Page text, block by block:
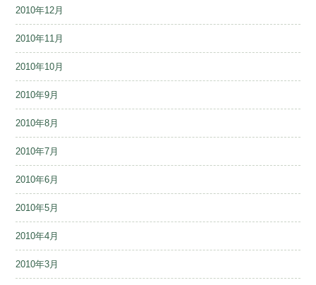
2010年12月
2010年11月
2010年10月
2010年9月
2010年8月
2010年7月
2010年6月
2010年5月
2010年4月
2010年3月